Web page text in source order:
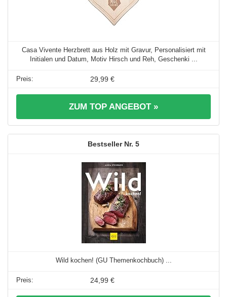
Casa Vivente Herzbrett aus Holz mit Gravur, Personalisiert mit
Initialen und Datum, Motiv Hirsch und Reh, Geschenki ...
29,99 €
ZUM TOP ANGEBOT »
5
Wild kochen! (GU Themenkochbuch) ...
24,99 €